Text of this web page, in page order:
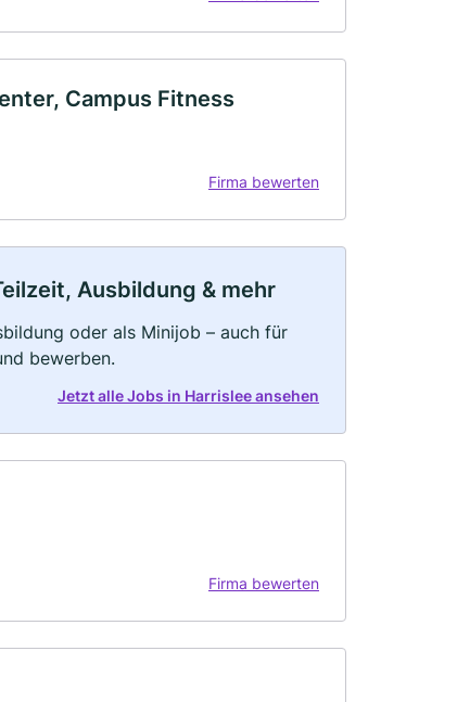
Campus Fitness
Firma bewerten
Ausbildung & mehr
oder als Minijob – auch für
bewerben.
Jetzt alle Jobs in Harrislee ansehen
Firma bewerten